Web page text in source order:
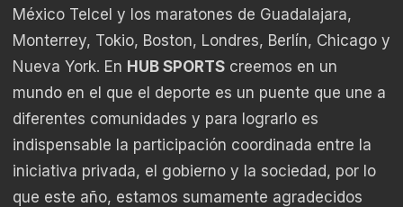
México Telcel y los maratones de Guadalajara,
Monterrey, Tokio, Boston, Londres, Berlín, Chicago y
Nueva York. En HUB SPORTS creemos en un
mundo en el que el deporte es un puente que une a
diferentes comunidades y para lograrlo es
indispensable la participación coordinada entre la
iniciativa privada, el gobierno y la sociedad, por lo
que este año, estamos sumamente agradecidos